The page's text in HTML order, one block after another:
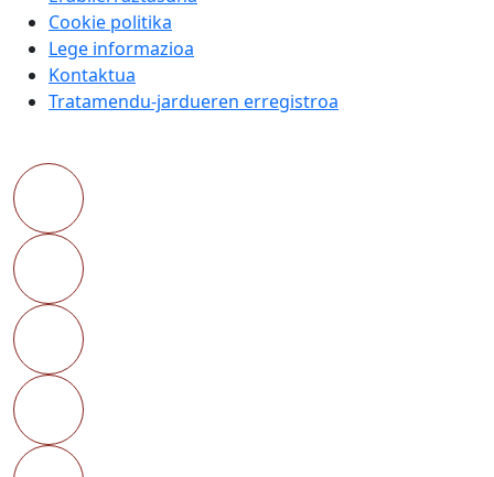
Cookie politika
Lege informazioa
Kontaktua
Tratamendu-jardueren erregistroa